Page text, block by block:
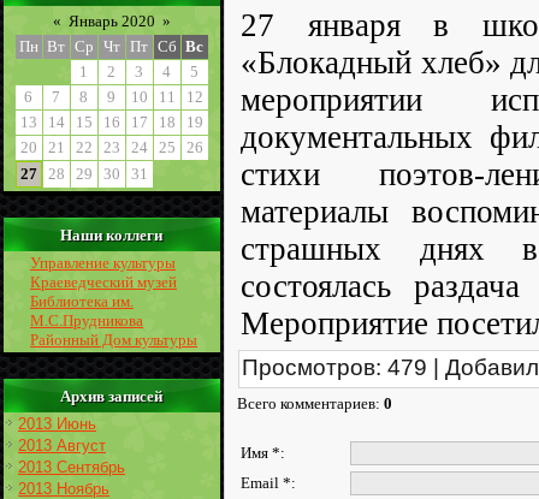
« Январь 2020 »
Пн Вт Ср Чт Пт Сб Вс
1
2 3 4
5
6
7 8 9 10 11
12
13
14 15 16 17 18
19
20
21 22 23 24 25
26
27 28 29 30 31
Наши коллеги
Управление культуры
Краеведческий музей
Библиотека им.
М.С.Прудникова
Районный Дом культуры
Архив записей
2013 Июнь
2013 Август
2013 Сентябрь
2013 Ноябрь
27 января в
«Блокадный хлеб»
мероприятии
документальных
стихи поэтов-
материалы
страшных днях
состоялась
Мероприятие
Просмотров: 479 Добавил
Всего комментариев: 0
Имя *:
Email *: